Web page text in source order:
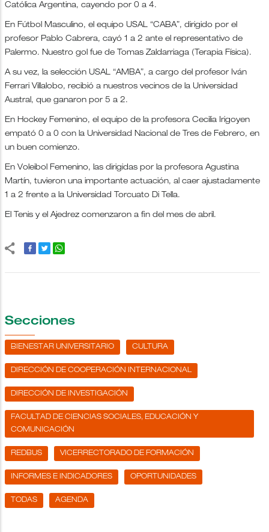
Católica Argentina, cayendo por 0 a 4.
En Fútbol Masculino, el equipo USAL “CABA”, dirigido por el
profesor Pablo Cabrera, cayó 1 a 2 ante el representativo de
Palermo. Nuestro gol fue de Tomas Zaldarriaga (Terapia Física).
A su vez, la selección USAL “AMBA”, a cargo del profesor Iván
Ferrari Villalobo, recibió a nuestros vecinos de la Universidad
Austral, que ganaron por 5 a 2.
En Hockey Femenino, el equipo de la profesora Cecilia Irigoyen
empató 0 a 0 con la Universidad Nacional de Tres de Febrero, en
un buen comienzo.
En Voleibol Femenino, las dirigidas por la profesora Agustina
Martín, tuvieron una importante actuación, al caer ajustadamente
1 a 2 frente a la Universidad Torcuato Di Tella.
El Tenis y el Ajedrez comenzaron a fin del mes de abril.
Secciones
BIENESTAR UNIVERSITARIO CULTURA
DIRECCIÓN DE COOPERACIÓN INTERNACIONAL
DIRECCIÓN DE INVESTIGACIÓN
FACULTAD DE CIENCIAS SOCIALES, EDUCACIÓN Y
COMUNICACIÓN
REDBUS VICERRECTORADO DE FORMACIÓN
INFORMES E INDICADORES OPORTUNIDADES
TODAS AGENDA